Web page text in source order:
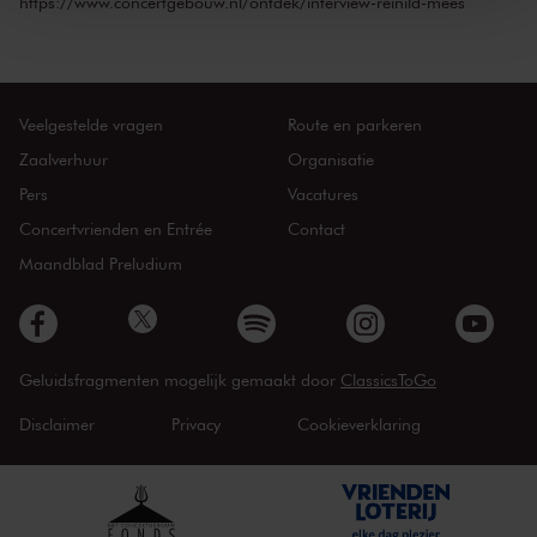
Veelgestelde vragen
Zaalverhuur
Pers
Concertvrienden en Entrée
Maandblad Preludium
Route en parkeren
Organisatie
Vacatures
Contact
Geluidsfragmenten mogelijk gemaakt door ClassicsToGo
Disclaimer Privacy Cookieverklaring